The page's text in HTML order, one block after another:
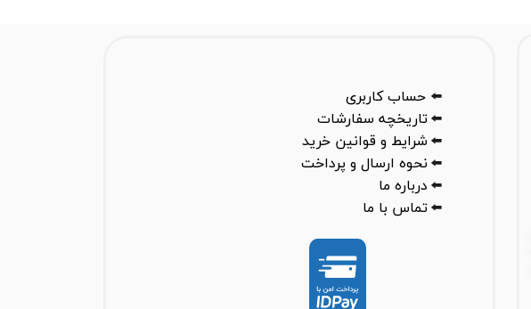
⬅️ حساب کاربری
⬅️تاریخچه سفارشات
⬅️شرایط و قوانین خرید
⬅️نحوه ارسال و پرداخت
⬅️درباره ما
⬅️تماس با ما